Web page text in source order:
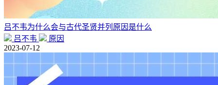
吕不韦为什么会与古代圣贤并列原因是什么
吕不韦
原因
2023-07-12